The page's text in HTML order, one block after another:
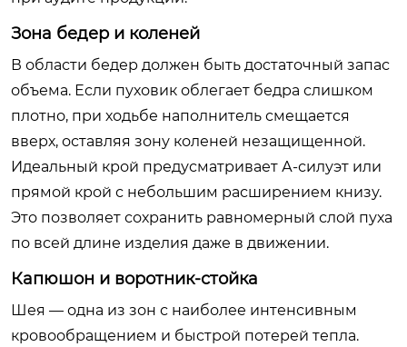
Зона бедер и коленей
В области бедер должен быть достаточный запас
объема. Если пуховик облегает бедра слишком
плотно, при ходьбе наполнитель смещается
вверх, оставляя зону коленей незащищенной.
Идеальный крой предусматривает А-силуэт или
прямой крой с небольшим расширением книзу.
Это позволяет сохранить равномерный слой пуха
по всей длине изделия даже в движении.
Капюшон и воротник-стойка
Шея — одна из зон с наиболее интенсивным
кровообращением и быстрой потерей тепла.